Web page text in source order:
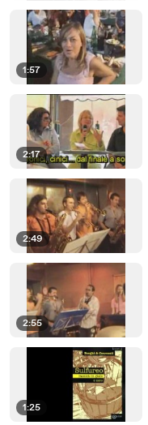
1:57
2:17
2:49
2:55
1:25